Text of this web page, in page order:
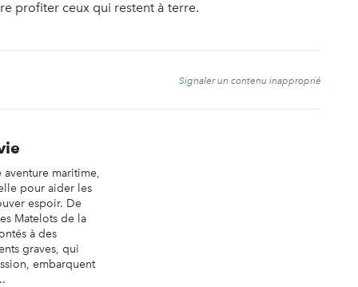
profiter ceux qui restent à terre.
Signaler un contenu inapproprié
maritime,
pour aider les
espoir. De
Matelots de la
à des
graves, qui
embarquent